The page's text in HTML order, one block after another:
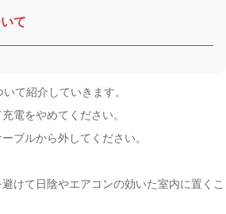
て
て紹介していきます。
電をやめてください。
ブルから外してください。
けて日陰やエアコンの効いた室内に置くこ